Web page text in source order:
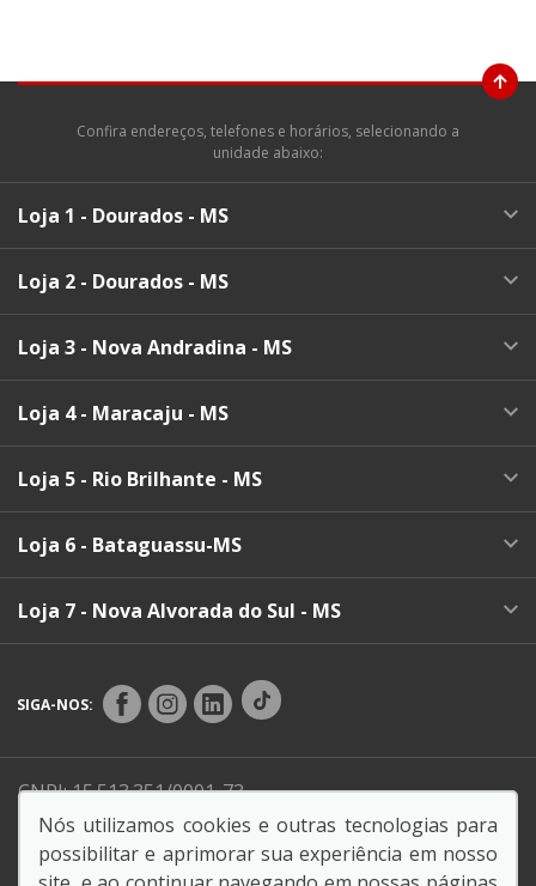
Confira endereços, telefones e horários, selecionando a
unidade abaixo:
Loja 1 - Dourados - MS
Loja 2 - Dourados - MS
Loja 3 - Nova Andradina - MS
Loja 4 - Maracaju - MS
Loja 5 - Rio Brilhante - MS
Loja 6 - Bataguassu-MS
Loja 7 - Nova Alvorada do Sul - MS
SIGA-NOS:
CNPJ: 15.513.351/0001-73
Razão Social:ENDO COMERCIO DE VEICULOS LTDA
Nós utilizamos cookies e outras tecnologias para
possibilitar e aprimorar sua experiência em nosso